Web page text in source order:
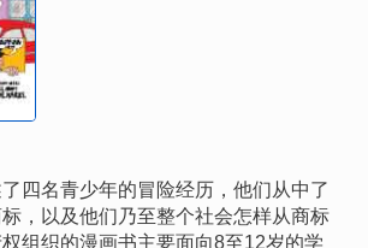
四名青少年的冒险经历，他们从中了
，以及他们乃至整个社会怎样从商标
组织的漫画书主要面向8至12岁的学